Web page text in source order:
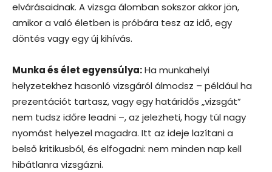
elvárásaidnak. A vizsga álomban sokszor akkor jön,
amikor a való életben is próbára tesz az idő, egy
döntés vagy egy új kihívás.
Munka és élet egyensúlya:Ha munkahelyi
helyzetekhez hasonló vizsgáról álmodsz – például ha
prezentációt tartasz, vagy egy határidős „vizsgát”
nem tudsz időre leadni –, az jelezheti, hogy túl nagy
nyomást helyezel magadra. Itt az ideje lazítani a
belső kritikusból, és elfogadni: nem minden nap kell
hibátlanra vizsgázni.